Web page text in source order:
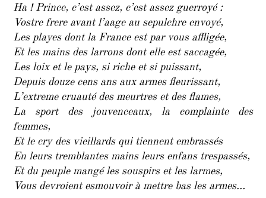
Ha ! Prince, c’est assez, c’est assez guerroyé :
Vostre frere avant l’aage au sepulchre envoyé,
Les playes dont la France est par vous affligée,
Et les mains des larrons dont elle est saccagée,
Les loix et le pays, si riche et si puissant,
Depuis douze cens ans aux armes fleurissant,
L’extreme cruauté des meurtres et des flames,
La sport des jouvenceaux, la complainte des
femmes,
Et le cry des vieillards qui tiennent embrassés
En leurs tremblantes mains leurs enfans trespassés,
Et du peuple mangé les souspirs et les larmes,
Vous devroient esmouvoir à mettre bas les armes…